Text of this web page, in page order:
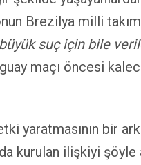
Brezilya milli
büyük suç için bile
maçı öncesi
yaratmasının bir
kurulan ilişkiyi şöyle